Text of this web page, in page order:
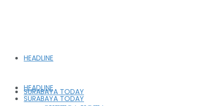
HEADLINE
SURABAYA TODAY
HEADLINE
SURABAYA TODAY